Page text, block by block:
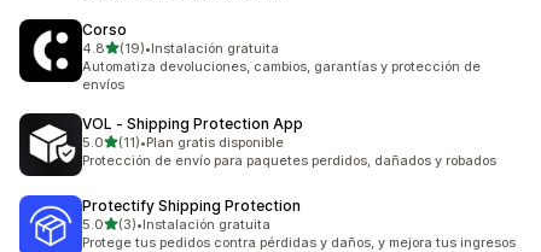
Corso
4.8de 5 estrellas
(19)
19 reseñas en total
•Instalación gratuita
Automatiza devoluciones, cambios, garantías y protección de
envíos
VOL ‑ Shipping Protection App
5.0de 5 estrellas
(11)
11 reseñas en total
•Plan gratis disponible
Protección de envío para paquetes perdidos, dañados y robados
Protectify Shipping Protection
5.0de 5 estrellas
(3)
3 reseñas en total
•Instalación gratuita
Protege tus pedidos contra pérdidas y daños, y mejora tus ingresos